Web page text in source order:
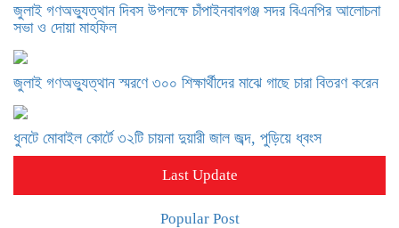
জুলাই গণঅভ্যুত্থান দিবস উপলক্ষে চাঁপাইনবাবগঞ্জ সদর বিএনপির আলোচনা
সভা ও দোয়া মাহফিল
জুলাই গণঅভ্যুত্থান স্মরণে ৩০০ শিক্ষার্থীদের মাঝে গাছে চারা বিতরণ করেন
ধুনটে মোবাইল কোর্টে ৩২টি চায়না দুয়ারী জাল জব্দ, পুড়িয়ে ধ্বংস
Last Update
Popular Post